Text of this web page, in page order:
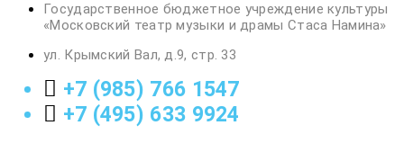
Государственное бюджетное учреждение культуры
«Московский театр музыки и драмы Стаса Намина»
ул. Крымский Вал, д.9, стр. 33
+7 (985) 766 1547
+7 (495) 633 9924